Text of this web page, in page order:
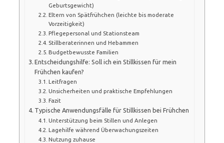
Geburtsgewicht)
Eltern von Spätfrühchen (leichte bis moderate
Vorzeitigkeit)
Pflegepersonal und Stationsteam
Stillberaterinnen und Hebammen
Budgetbewusste Familien
Entscheidungshilfe: Soll ich ein Stillkissen für mein
Frühchen kaufen?
Leitfragen
Unsicherheiten und praktische Empfehlungen
Fazit
Typische Anwendungsfälle für Stillkissen bei Frühchen
Unterstützung beim Stillen und Anlegen
Lagehilfe während Überwachungszeiten
Nutzung zuhause